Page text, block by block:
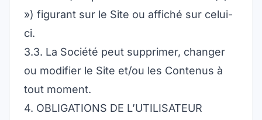
») figurant sur le Site ou affiché sur celui-
ci.
3.3. La Société peut supprimer, changer
ou modifier le Site et/ou les Contenus à
tout moment.
4. OBLIGATIONS DE L’UTILISATEUR